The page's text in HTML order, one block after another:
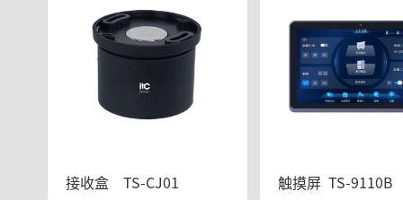
接收盒	TS-CJ01 触摸屏  TS-9110B